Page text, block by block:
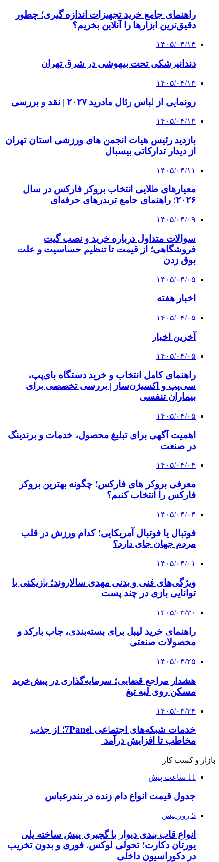
راهنمای جامع خرید تجهیزات اندازه گیری؛ چطور
دقیق‌ترین ابزارها را آنلاین بخریم؟
۱۴۰۵/۰۴/۱۳
دندانپزشکی تحت بیهوشی در شرق تهران
۱۴۰۵/۰۴/۱۳
رونمایی از لباس رئال مادرید ۲۰۲۷ | نقد و بررسی
۱۴۰۵/۰۴/۱۳
بازدید رئیس هیات انجمن های ورزشی استان تهران
از دیدار تدارکاتی بیسبال
۱۴۰۵/۰۴/۱۱
معیارهای طلایی انتخاب بروکر فارکس در سال
۲۰۲۶؛ راهنمای جامع تریدرهای حرفه‌ای
۱۴۰۵/۰۴/۰۹
سوالات متداول درباره خرید و نصب گیت
فروشگاهی؛ از قیمت تا تنظیم حساسیت و علت
بوق زدن
۱۴۰۵/۰۴/۰۵
اخبار هفته
۱۴۰۵/۰۴/۰۵
آخرین اخبار
۱۴۰۵/۰۴/۰۵
راهنمای کامل انتخاب و خرید دستگاه بای‌پپ،
سی‌پپ و اکسیژن‌ساز | بررسی تخصصی برای
بیماران تنفسی
۱۴۰۵/۰۴/۰۵
اهمیت آگهی برای تبلیغ محصول، خدمات و برندینگ
در صنعت
۱۴۰۵/۰۴/۰۴
معرفی بروکر های فارکس؛ چگونه بهترین بروکر
فارکس را انتخاب کنیم؟
۱۴۰۵/۰۴/۰۴
فوتبال یا فوتبال آمریکایی؛ کدام ورزش در قلب
مردم جهان جای دارد؟
۱۴۰۵/۰۴/۰۱
ویژگی‌های فنی و بدنی مهدی سالاروند؛ بازیکنی با
توانایی بازی در چند پست
۱۴۰۵/۰۳/۳۰
راهنمای خرید لیبل برای بسته‌بندی، چاپ بارکد و
محصولات صنعتی
۱۴۰۵/۰۳/۲۵
هشدار مراجع قضایی؛ سرمایه‌گذاری در پیش‌خرید
مسکن روی لبه تیغ
۱۴۰۵/۰۳/۲۴
خدمات شبکه‌های اجتماعی 7Panel؛ از جذب
مخاطب تا افزایش درآمد
بازار و کسب کار
11 ساعت پیش
جدول قیمت انواع دام زنده در بندرعباس
5 روز پیش
انواع قاب بندی دیوار با گچبری پیش ساخته پلی
یورتان دکارت؛ تحولی لوکس، فوری و بدون تخریب
در دکوراسیون داخلی